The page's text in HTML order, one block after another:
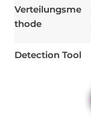
Verteilungsme
thode
Detection Tool